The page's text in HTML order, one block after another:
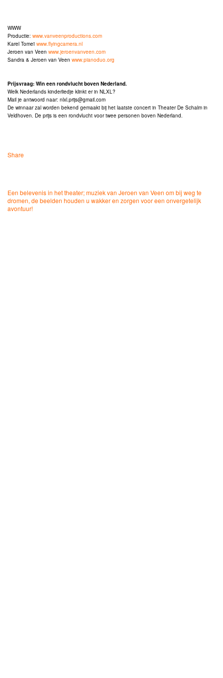
WWW
Productie: www.vanveenproductions.com
Karel Tomeï www.flyingcamera.nl
Jeroen van Veen www.jeroenvanveen.com
Sandra & Jeroen van Veen www.pianoduo.org
Prijsvraag: Win een rondvlucht boven Nederland.
Welk Nederlands kinderliedje klinkt er in NLXL?
Mail je antwoord naar: nlxl.prijs@gmail.com
De winnaar zal worden bekend gemaakt bij het laatste concert in Theater De Schalm in
Veldhoven. De prijs is een rondvlucht voor twee personen boven Nederland.
Share
Een belevenis in het theater; muziek van Jeroen van Veen om bij weg te
dromen, de beelden houden u wakker en zorgen voor een onvergetelijk
avontuur!